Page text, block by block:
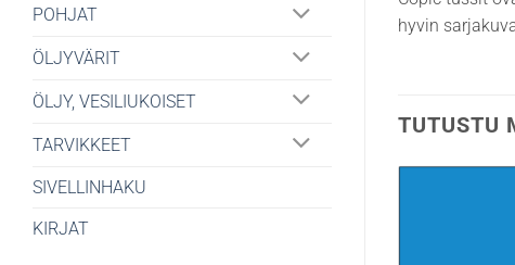
POHJAT
ÖLJYVÄRIT
ÖLJY, VESILIUKOISET
TARVIKKEET
SIVELLINHAKU
KIRJAT
hyvin
TUTUSTU